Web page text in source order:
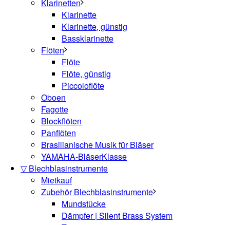
Klarinetten
Klarinette
Klarinette, günstig
Bassklarinette
Flöten
Flöte
Flöte, günstig
Piccoloflöte
Oboen
Fagotte
Blockflöten
Panflöten
Brasilianische Musik für Bläser
YAMAHA-BläserKlasse
▽ Blechblasinstrumente
Mietkauf
Zubehör Blechblasinstrumente
Mundstücke
Dämpfer | Silent Brass System